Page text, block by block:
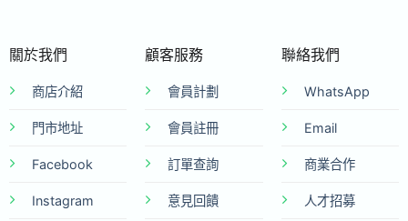
關於我們
商店介紹
門市地址
Facebook
Instagram
顧客服務
會員計劃
會員註冊
訂單查詢
意見回饋
聯絡我們
WhatsApp
Email
商業合作
人才招募